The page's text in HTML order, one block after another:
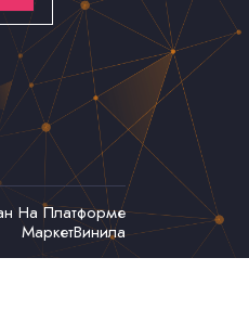
На Платформе
МаркетВинила